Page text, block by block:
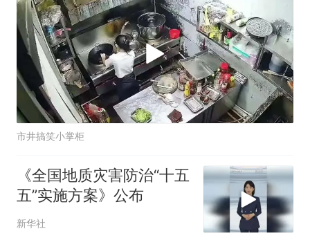
市井搞笑小掌柜
《全国地质灾害防治“十五
五”实施方案》公布
新华社